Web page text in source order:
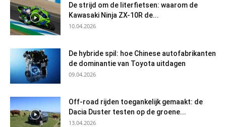
De strijd om de literfietsen: waarom de
Kawasaki Ninja ZX-10R de...
10.04.2026
De hybride spil: hoe Chinese autofabrikanten
de dominantie van Toyota uitdagen
09.04.2026
Off-road rijden toegankelijk gemaakt: de
Dacia Duster testen op de groene...
13.04.2026